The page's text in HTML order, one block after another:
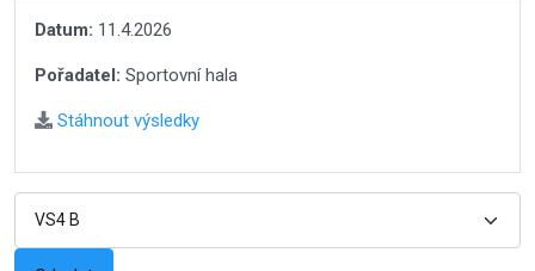
Datum: 11.4.2026
Pořadatel: Sportovní hala
Stáhnout výsledky